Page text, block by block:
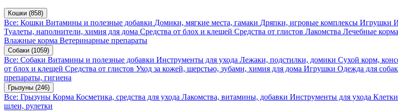
Кошки (858)
Все: Кошки Витамины и полезные добавки Домики, мягкие места, гамаки Дряпки, игровые комплексы Игрушки
Туалеты, наполнители, химия для дома Средства от блох и клещей Средства от глистов Лакомства Лечебные корма
Влажные корма Ветеринарные препараты
Собаки (1059)
Все: Собаки Витамины и полезные добавки Инструменты для ухода Лежаки, подстилки, домики Сухой корм,
от блох и клещей Средства от глистов Уход за кожей, шерстью, зубами, химия для дома Игрушки Одежда для собак
препараты, гигиена
Грызуны (246)
Все: Грызуны Корма Косметика, средства для ухода Лакомства, витамины, добавки Инструменты для ухода
шлеи, рулетки